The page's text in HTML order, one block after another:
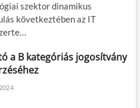
szektor dinamikus
következtében az IT
a B kategóriás jogosítvány